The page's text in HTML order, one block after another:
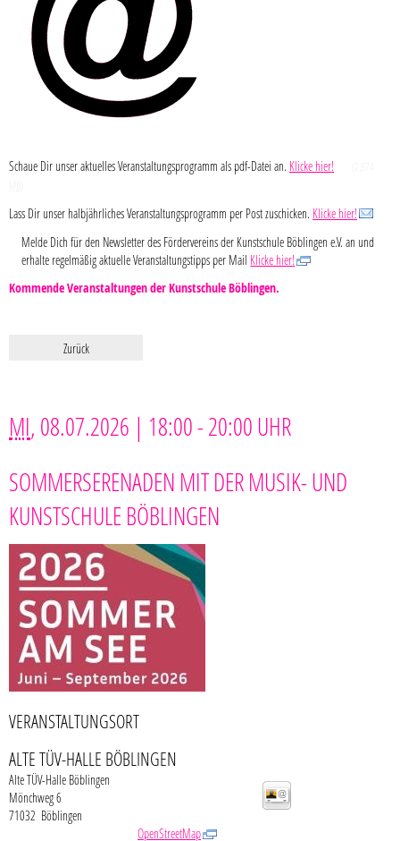
Schaue Dir unser aktuelles Veranstaltungsprogramm als pdf-Datei an. Klicke hier!
Lass Dir unser halbjährliches Veranstaltungsprogramm per Post zuschicken. Klicke hier!
Melde Dich für den Newsletter des Fördervereins der Kunstschule Böblingen e.V. an und
erhalte regelmäßig aktuelle Veranstaltungstipps per Mail Klicke hier!
Kommende Veranstaltungen der Kunstschule Böblingen.
Zurück
MI, 08.07.2026 | 18:00 - 20:00 UHR
SOMMERSERENADEN MIT DER MUSIK- UND
KUNSTSCHULE BÖBLINGEN
VERANSTALTUNGSORT
ALTE TÜV-HALLE BÖBLINGEN
Alte TÜV-Halle Böblingen
Mönchweg 6
71032 Böblingen
OpenStreetMap